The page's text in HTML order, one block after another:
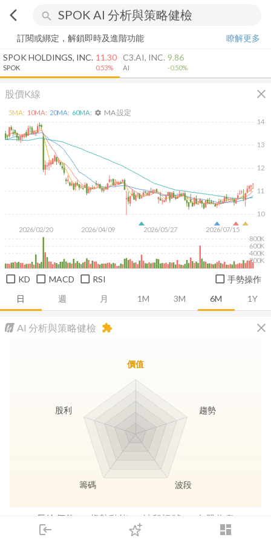
arrow_back_ios search
login dashboard
下單
訂閱或綁定，解鎖即時及進階功能
瞭解更多
SPOK HOLDINGS, INC.
SPOK
11.30
0.53%
C3.AI, INC.
AI
9.86
-0.50%
股價K線 close
日 週 月 1M 3M 6M 1Y
2026/02/20 2026/04/09 2026/05/27 2026/07/15
10
11
12
13
14
200K
400K
600K
800K
5MA: 10MA: 20MA: 60MA: settings MA 設定
KD MACD RSI 手勢操作
AI 分析與策略健檢 close
extension
長線價值 趨勢動能 波段訊號 存股收息
價值
趨勢
波段
籌碼
股利